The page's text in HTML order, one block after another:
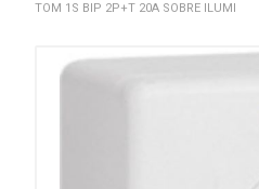
TOM 1S BIP 2P+T 20A SOBRE ILUMI